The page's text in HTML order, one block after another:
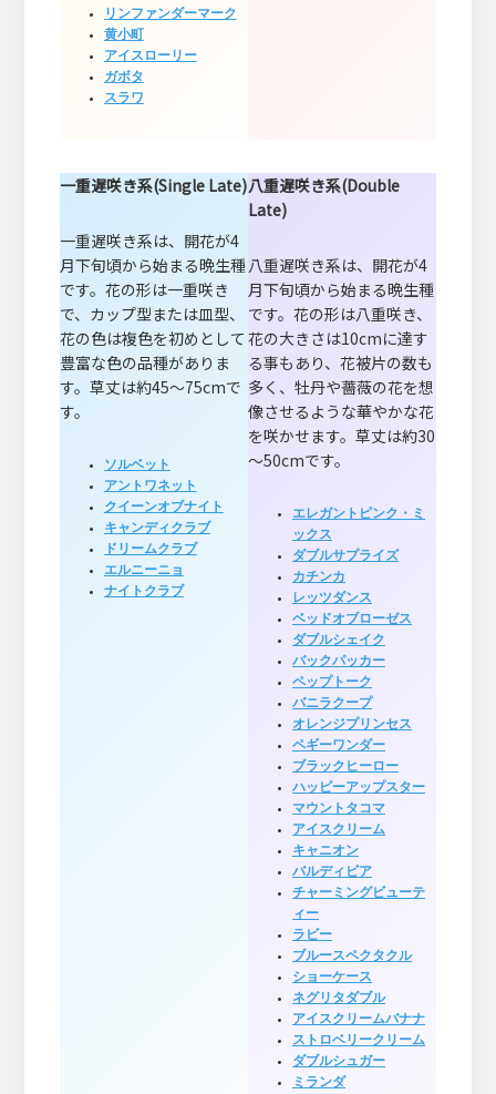
リンファンダーマーク
黄小町
アイスローリー
ガボタ
スラワ
一重遅咲き系(Single Late)
一重遅咲き系は、開花が4
月下旬頃から始まる晩生種
です。花の形は一重咲き
で、カップ型または皿型、
花の色は複色を初めとして
豊富な色の品種がありま
す。草丈は約45～75cmで
す。
ソルベット
アントワネット
クイーンオブナイト
キャンディクラブ
ドリームクラブ
エルニーニョ
ナイトクラブ
八重遅咲き系(Double
Late)
八重遅咲き系は、開花が4
月下旬頃から始まる晩生種
です。花の形は八重咲き、
花の大きさは10cmに達す
る事もあり、花被片の数も
多く、牡丹や薔薇の花を想
像させるような華やかな花
を咲かせます。草丈は約30
～50cmです。
エレガントピンク・ミ
ックス
ダブルサプライズ
カチンカ
レッツダンス
ベッドオブローゼス
ダブルシェイク
バックパッカー
ペップトーク
バニラクープ
オレンジプリンセス
ペギーワンダー
ブラックヒーロー
ハッピーアップスター
マウントタコマ
アイスクリーム
キャニオン
バルディビア
チャーミングビューテ
ィー
ラビー
ブルースペクタクル
ショーケース
ネグリタダブル
アイスクリームバナナ
ストロベリークリーム
ダブルシュガー
ミランダ